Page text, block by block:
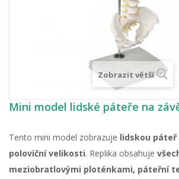
Zobrazit větší
Mini model lidské páteře na
Tento mini model zobrazuje lidskou páteř
poloviční velikosti. Replika obsahuje
meziobratlovými ploténkami, páteřní